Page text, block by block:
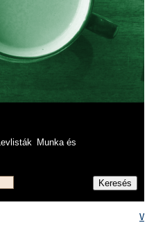
Levlisták
Munka és